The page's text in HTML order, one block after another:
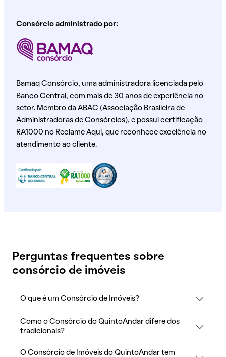
Consórcio administrado por:
Bamaq Consórcio, uma administradora licenciada pelo
Banco Central, com mais de 30 anos de experiência no
setor. Membro da ABAC (Associação Brasileira de
Administradoras de Consórcios), e possui certificação
RA1000 no Reclame Aqui, que reconhece excelência no
atendimento ao cliente.
Perguntas frequentes sobre
consórcio de imóveis
O que é um Consórcio de Imóveis?
Como o Consórcio do QuintoAndar difere dos
tradicionais?
O Consórcio de Imóveis do QuintoAndar tem